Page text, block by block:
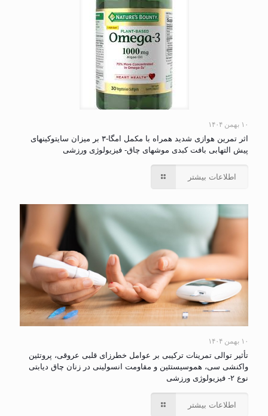
۱۰ بهمن ۱۴۰۴
اثر تمرین هوازی شدید همراه با مکمل امگا-۳ بر میزان سایتوکینهای
پیش التهابی بافت کبدی موشهای چاق- فیزیولوژی ورزشی
اطلاعات بیشتر
۱۰ بهمن ۱۴۰۴
تأثیر توالی تمرینات ترکیبی بر عوامل خطرزای قلبی عروقی، پروتئین
واکنشی سی، هموسیستئین و مقاومت انسولینی در زنان چاق دیابتی
نوع ۲- فیزیولوژی ورزشی
اطلاعات بیشتر